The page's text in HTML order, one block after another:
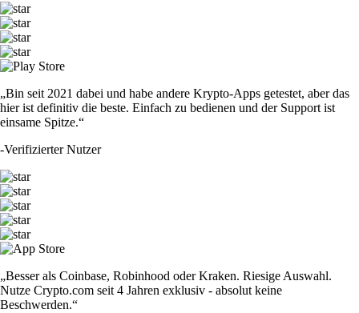
„Bin seit 2021 dabei und habe andere Krypto-Apps getestet, aber das
hier ist definitiv die beste. Einfach zu bedienen und der Support ist
einsame Spitze.“
-Verifizierter Nutzer
„Besser als Coinbase, Robinhood oder Kraken. Riesige Auswahl.
Nutze Crypto.com seit 4 Jahren exklusiv - absolut keine
Beschwerden.“